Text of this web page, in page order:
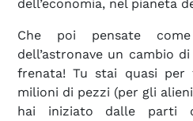
dell’economia, nel pianeta
Che poi pensate
dell’astronave un cambio
frenata! Tu stai quasi
milioni di pezzi (per gli
hai iniziato dalle parti